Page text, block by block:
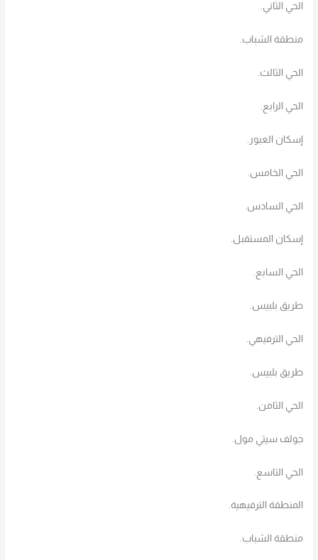
الحي الثاني.
منطقة الشباب.
الحي الثالث.
الحي الرابع.
إسكان العبور.
الحي الخامس.
الحي السادس.
إسكان المستقبل.
الحي السابع.
طريق بلبيس.
الحي الترفيهي.
طريق بلبيس.
الحي الثامن.
جولف سيتي مول.
الحي التاسع.
المنطقة الترفيهية.
منطقة الشباب.